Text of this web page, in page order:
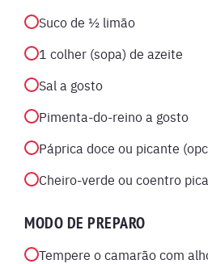
Suco de ½ limão
1 colher (sopa) de azeite
Sal a gosto
Pimenta-do-reino a gosto
Páprica doce ou picante
Cheiro-verde ou coentro
MODO DE PREPARO
Tempere o camarão com